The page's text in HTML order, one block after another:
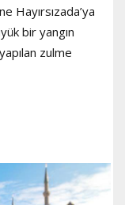
Hayırsızada’ya
bir yangın
zulme